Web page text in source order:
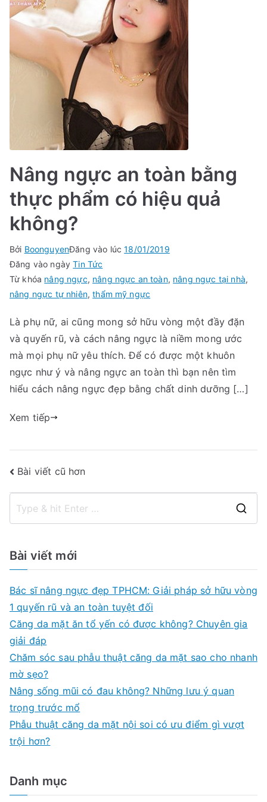
Nâng ngực an toàn bằng
thực phẩm có hiệu quả
không?
Bởi BoonguyenĐăng vào lúc18/01/2019
Đăng vào ngàyTin Tức
Từ khóa nâng ngực, nâng ngực an toàn, nâng ngực tại nhà,
nâng ngực tự nhiên,thẩm mỹ ngực
Là phụ nữ, ai cũng mong sở hữu vòng một đầy đặn
và quyến rũ, và cách nâng ngực là niềm mong ước
mà mọi phụ nữ yêu thích. Để có được một khuôn
ngực như ý và nâng ngực an toàn thì bạn nên tìm
hiểu cách nâng ngực đẹp bằng chất dinh dưỡng […]
Xem tiếp
Điều
hướng
bài
viết
Bài viết cũ hơn
h
Bài viết mới
Bác sĩ nâng ngực đẹp TPHCM: Giải pháp sở hữu vòng
1 quyến rũ và an toàn tuyệt đối
Căng da mặt ăn tổ yến có được không? Chuyên gia
giải đáp
Chăm sóc sau phẫu thuật căng da mặt sao cho nhanh
mờ sẹo?
Nâng sống mũi có đau không? Những lưu ý quan
trọng trước mổ
Phẫu thuật căng da mặt nội soi có ưu điểm gì vượt
trội hơn?
Danh mục